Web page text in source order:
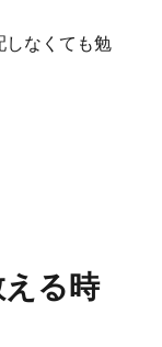
しなくても勉
る時